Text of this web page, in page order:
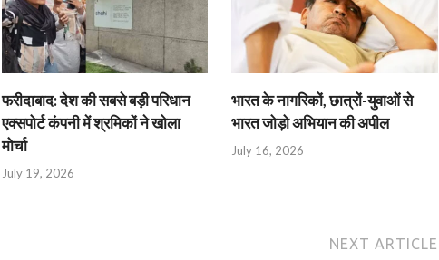
फरीदाबाद: देश की सबसे बड़ी परिधान
एक्सपोर्ट कंपनी में श्रमिकों ने खोला
मोर्चा
July 19, 2026
भारत के नागरिकों, छात्रों-युवाओं से
भारत जोड़ो अभियान की अपील
July 16, 2026
NEXT ARTICLE